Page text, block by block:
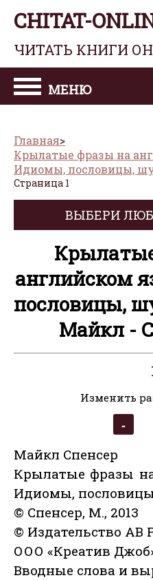
CHITAT-
ЧИТАТЬ КНИГИ
МЕНЮ
Главная
Крылатые фразы на
Идиомы, пословицы,
Страница 1
ВЫБЕРИ
английском
пословицы,
Майкл -
Изменить
Майкл Спенсер
Крылатые фразы
Идиомы,
© Спенсер, М., 2013
© Издательство AB
ООО «Креатив
Вводные слова и